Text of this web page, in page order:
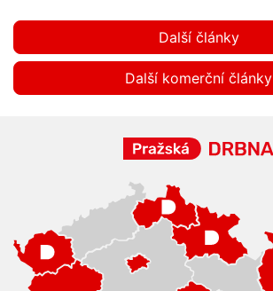
Další články
Další komerční články